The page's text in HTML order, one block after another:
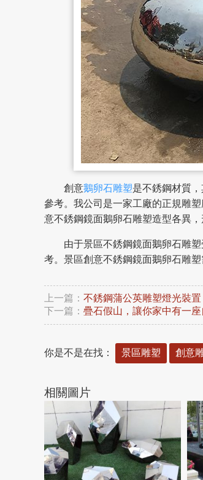
創意鵝卵石雕塑是不銹鋼材質
參考。我公司是一家工廠的正規雕
意不銹鋼鏡面鵝卵石雕塑造型各異
由于景區不銹鋼鏡面鵝卵石雕
考。景區創意不銹鋼鏡面鵝卵石雕
上一篇： 不銹鋼蒲公英雕塑燈光裝置
下一篇： 疊石假山，讓你家中有一
你是不是在找： 景區雕塑 創意
相關圖片